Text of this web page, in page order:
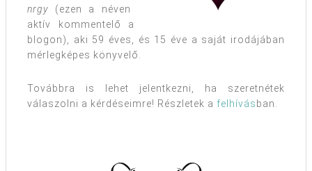
nrgy (ezen a néven
aktív kommentelő a
blogon), aki 59 éves, és 15 éve a saját irodájában
mérlegképes könyvelő.
Továbbra is lehet jelentkezni, ha szeretnétek
válaszolni a kérdéseimre! Részletek a felhívás ban.